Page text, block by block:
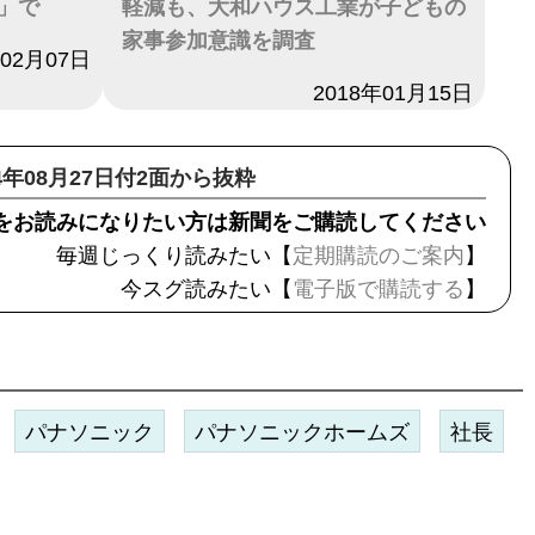
で
月07日
軽減も、大和ハウス工業が子どもの
家事参加意識を調査
2018年01月15日
08月27日付2面から抜粋
お読みになりたい方は新聞をご購読してください
毎週じっくり読みたい【 定期購読のご案内 】
今スグ読みたい【 電子版で購読する 】
パナソニック パナソニックホームズ 社長